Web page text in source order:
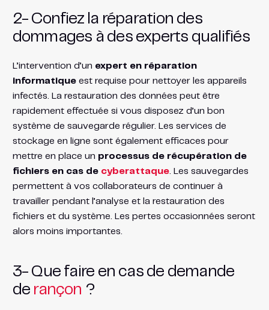
2- Confiez la réparation des
dommages à des experts qualifiés
L’intervention d’un expert en réparation
informatiqueest requise pour nettoyer les appareils
infectés. La restauration des données peut être
rapidement effectuée si vous disposez d’un bon
système de sauvegarde régulier. Les services de
stockage en ligne sont également efficaces pour
mettre en place un processus de récupération de
fichiers en cas de cyberattaque. Les sauvegardes
permettent à vos collaborateurs de continuer à
travailler pendant l’analyse et la restauration des
fichiers et du système. Les pertes occasionnées seront
alors moins importantes.
3- Que faire en cas de demande
de rançon ?